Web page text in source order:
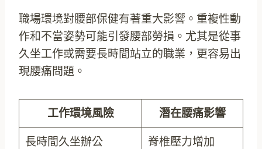
職場環境對腰部保健有著重大影響。重複性動
作和不當姿勢可能引發腰部勞損。尤其是從事
久坐工作或需要長時間站立的職業，更容易出
現腰痛問題。
工作環境風險 潛在腰痛影響
長時間久坐辦公 脊椎壓力增加